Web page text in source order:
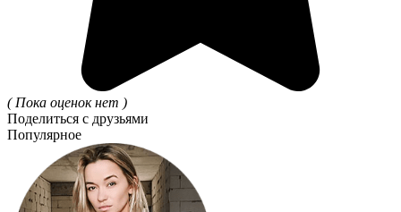
( Пока оценок нет )
Поделиться с друзьями
Популярное